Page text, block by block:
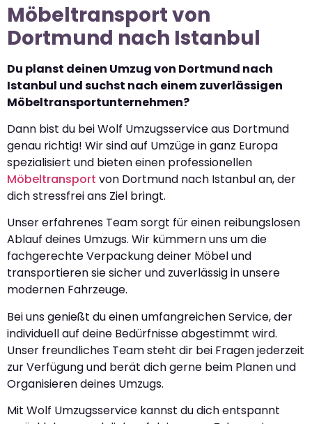
Möbeltransport von
Dortmund nach Istanbul
Du planst deinen Umzug von Dortmund nach
Istanbul und suchst nach einem zuverlässigen
Möbeltransportunternehmen?
Dann bist du bei Wolf Umzugsservice aus Dortmund
genau richtig! Wir sind auf Umzüge in ganz Europa
spezialisiert und bieten einen professionellen
Möbeltransport von Dortmund nach Istanbul an, der
dich stressfrei ans Ziel bringt.
Unser erfahrenes Team sorgt für einen reibungslosen
Ablauf deines Umzugs. Wir kümmern uns um die
fachgerechte Verpackung deiner Möbel und
transportieren sie sicher und zuverlässig in unsere
modernen Fahrzeuge.
Bei uns genießt du einen umfangreichen Service, der
individuell auf deine Bedürfnisse abgestimmt wird.
Unser freundliches Team steht dir bei Fragen jederzeit
zur Verfügung und berät dich gerne beim Planen und
Organisieren deines Umzugs.
Mit Wolf Umzugsservice kannst du dich entspannt